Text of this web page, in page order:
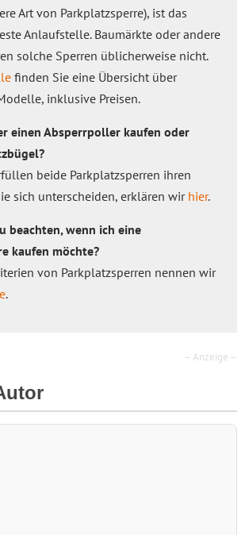
Art von Parkplatzsperre), ist das
Anlaufstelle. Baumärkte oder andere
solche Sperren üblicherweise nicht.
finden Sie eine Übersicht über
inklusive Preisen.
einen Absperrpoller kaufen oder
beide Parkplatzsperren ihren
sich unterscheiden, erklären wir hier.
beachten, wenn ich eine
kaufen möchte?
von Parkplatzsperren nennen wir
.
– Anzeige –